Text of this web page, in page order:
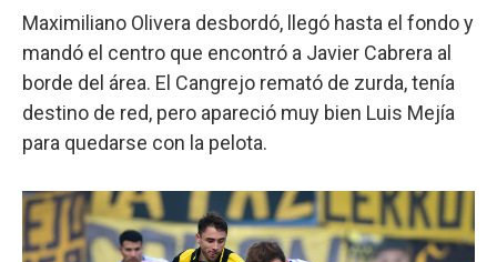
Maximiliano Olivera desbordó, llegó hasta el fondo y
mandó el centro que encontró a Javier Cabrera al
borde del área. El Cangrejo remató de zurda, tenía
destino de red, pero apareció muy bien Luis Mejía
para quedarse con la pelota.